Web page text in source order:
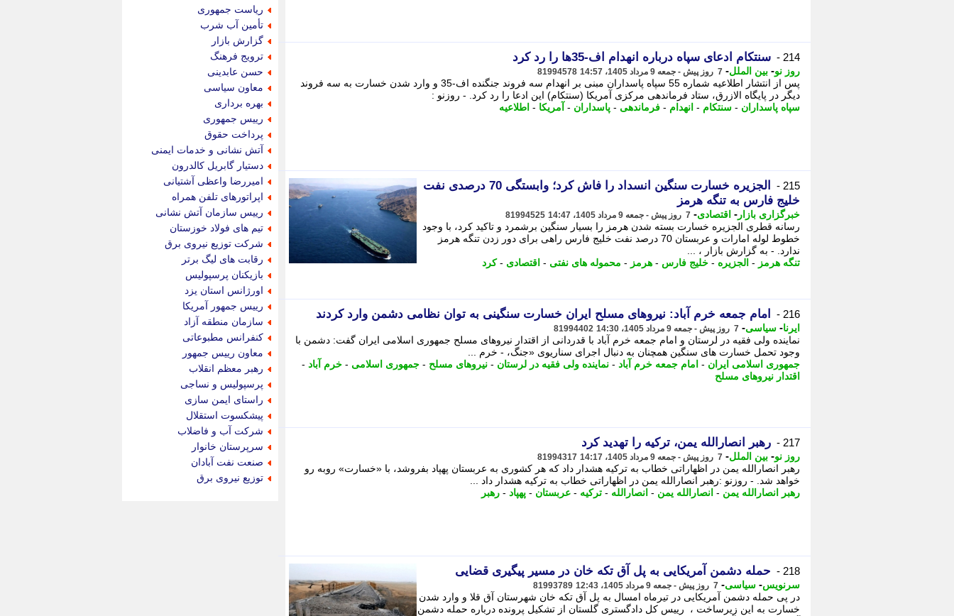
214 - سنتکام ادعای سپاه درباره انهدام اف-35ها را رد کرد
روز نو- بین الملل- 7 روز پیش - جمعه 9 مرداد 1405، 14:57 81994578
پس از انتشار اطلاعیه شماره 55 سپاه پاسداران مبنی بر انهدام سه فروند جنگنده اف-35 و وارد شدن خسارت به سه فروند
دیگر در پایگاه الازرق، ستاد فرماندهی مرکزی آمریکا (سنتکام) این ادعا را رد کرد. - روزنو :
سپاه پاسداران - سنتکام - انهدام - فرماندهی - پاسداران - آمریکا - اطلاعیه
215 -
الجزیره خسارت سنگین انسداد را فاش کرد؛ وابستگی 70 درصدی نفت
خلیج فارس به تنگه هرمز
خبرگزاری بازار - اقتصادی- 7 روز پیش - جمعه 9 مرداد 1405، 14:47 81994525
رسانه قطری الجزیره خسارت بسته شدن هرمز را بسیار سنگین برشمرد و تاکید کرد، با وجود
خطوط لوله امارات و عربستان 70 درصد نفت خلیج فارس راهی برای دور زدن تنگه هرمز
ندارد. - به گزارش بازار ، ...
تنگه هرمز - الجزیره - خلیج فارس - هرمز - محموله های نفتی - اقتصادی -کرد
216 - امام جمعه خرم آباد: نیروهای مسلح ایران خسارت سنگینی به توان نظامی دشمن وارد کردند
ایرنا- سیاسی- 7 روز پیش - جمعه 9 مرداد 1405، 14:30 81994402
نماینده ولی فقیه در لرستان و امام جمعه خرم آباد با قدردانی از اقتدار نیروهای مسلح جمهوری اسلامی ایران گفت: دشمن با
وجود تحمل خسارت های سنگین همچنان به دنبال اجرای سناریوی «جنگ، - خرم ...
جمهوری اسلامی ایران - امام جمعه خرم آباد - نماینده ولی فقیه در لرستان - نیروهای مسلح - جمهوری اسلامی - خرم آباد -
اقتدار نیروهای مسلح
217 - رهبر انصارالله یمن، ترکیه را تهدید کرد
روز نو- بین الملل- 7 روز پیش - جمعه 9 مرداد 1405، 14:17 81994317
رهبر انصارالله یمن در اظهاراتی خطاب به ترکیه هشدار داد که هر کشوری به عربستان پهپاد بفروشد، با «خسارت» روبه رو
خواهد شد. - روزنو :رهبر انصارالله یمن در اظهاراتی خطاب به ترکیه هشدار داد ...
رهبر انصارالله یمن - انصارالله یمن - انصارالله - ترکیه - عربستان - پهپاد - رهبر
218 - حمله دشمن آمریکایی به پل آق تکه خان در مسیر پیگیری قضایی
سرنویس- سیاسی- 7 روز پیش - جمعه 9 مرداد 1405، 12:43 81993789
در پی حمله دشمن آمریکایی در تیرماه امسال به پل آق تکه خان شهرستان آق قلا و وارد شدن
خسارت به این زیرساخت ، رییس کل دادگستری گلستان از تشکیل پرونده درباره حمله دشمن
ریاست جمهوری
تأمین آب شرب
گزارش بازار
ترویج فرهنگ
حسن عابدینی
معاون سیاسی
بهره برداری
رییس جمهوری
پرداخت حقوق
آتش نشانی و خدمات ایمنی
دستیار گابریل کالدرون
امیررضا واعظی آشتیانی
اپراتورهای تلفن همراه
رییس سازمان آتش نشانی
تیم های فولاد خوزستان
شرکت توزیع نیروی برق
رقابت های لیگ برتر
بازیکنان پرسپولیس
اورژانس استان یزد
رییس جمهور آمریکا
سازمان منطقه آزاد
کنفرانس مطبوعاتی
معاون رییس جمهور
رهبر معظم انقلاب
پرسپولیس و نساجی
راستای ایمن سازی
پیشکسوت استقلال
شرکت آب و فاضلاب
سرپرستان خانوار
صنعت نفت آبادان
توزیع نیروی برق